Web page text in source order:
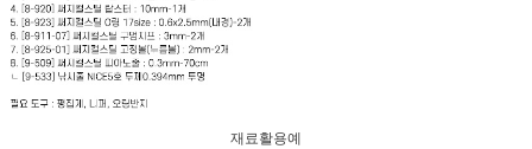
재료활용예